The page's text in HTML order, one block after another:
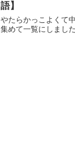
語】
やたらかっこよくて
集めて一覧にしました